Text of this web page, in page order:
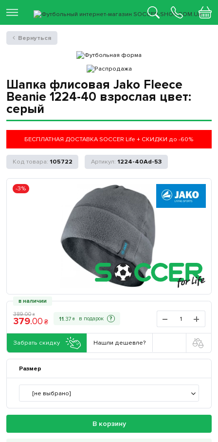
Шапка флисовая Jako Fleece
Beanie 1224-40 взрослая цвет:
серый
БЕСПЛАТНАЯ ДОСТАВКА SOCCER Life + СКИДКИ до -60%
105722 1224-40Ad-53
-3%
в наличии
389.00 ₴
379.00 ₴ 11.37 ₴ ?
Забрать скидку Нашли дешевле?
Размер
[не выбрано]
В корзину
Вернуться